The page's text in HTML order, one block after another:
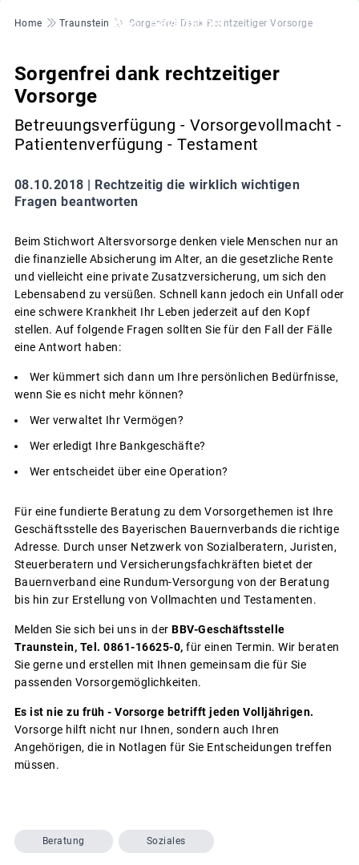
Pfadnavigation
Home Traunstein Sorgenfrei Dank Rechtzeitiger Vorsorge
Sorgenfrei dank rechtzeitiger
Vorsorge
Betreuungsverfügung - Vorsorgevollmacht -
Patientenverfügung - Testament
08.10.2018 | Rechtzeitig die wirklich wichtigen
Fragen beantworten
Beim Stichwort Altersvorsorge denken viele Menschen nur an
die finanzielle Absicherung im Alter, an die gesetzliche Rente
und vielleicht eine private Zusatzversicherung, um sich den
Lebensabend zu versüßen. Schnell kann jedoch ein Unfall oder
eine schwere Krankheit Ihr Leben jederzeit auf den Kopf
stellen. Auf folgende Fragen sollten Sie für den Fall der Fälle
eine Antwort haben:
Wer kümmert sich dann um Ihre persönlichen Bedürfnisse,
wenn Sie es nicht mehr können?
Wer verwaltet Ihr Vermögen?
Wer erledigt Ihre Bankgeschäfte?
Wer entscheidet über eine Operation?
Für eine fundierte Beratung zu dem Vorsorgethemen ist Ihre
Geschäftsstelle des Bayerischen Bauernverbands die richtige
Adresse. Durch unser Netzwerk von Sozialberatern, Juristen,
Steuerberatern und Versicherungsfachkräften bietet der
Bauernverband eine Rundum-Versorgung von der Beratung
bis hin zur Erstellung von Vollmachten und Testamenten.
Melden Sie sich bei uns in der BBV-Geschäftsstelle
Traunstein, Tel. 0861-16625-0, für einen Termin. Wir beraten
Sie gerne und erstellen mit Ihnen gemeinsam die für Sie
passenden Vorsorgemöglichkeiten.
Es ist nie zu früh - Vorsorge betrifft jeden Volljährigen.
Vorsorge hilft nicht nur Ihnen, sondern auch Ihren
Angehörigen, die in Notlagen für Sie Entscheidungen treffen
müssen.
Beratung Soziales